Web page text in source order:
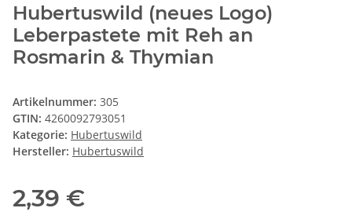
Hubertuswild (neues Logo)
Leberpastete mit Reh an
Rosmarin & Thymian
Artikelnummer: 305
GTIN: 4260092793051
Kategorie: Hubertuswild
Hersteller: Hubertuswild
2,39 €